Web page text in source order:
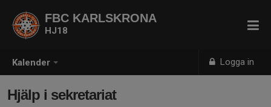
Kalender Logga in
FBC KARLSKRONA
HJ18
Hjälp i sekretariat